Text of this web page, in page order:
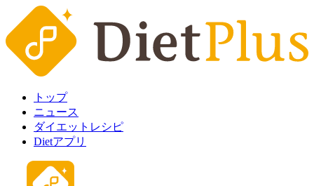
トップ
ニュース
ダイエットレシピ
Dietアプリ